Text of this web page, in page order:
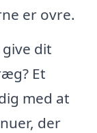
er ovre.
dit
Et
med at
der